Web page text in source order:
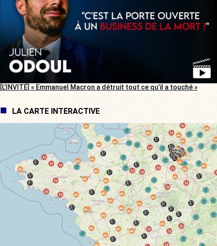
[L’INVITÉ] « Emmanuel Macron a détruit tout ce qu’il a touché »
LA CARTE INTERACTIVE